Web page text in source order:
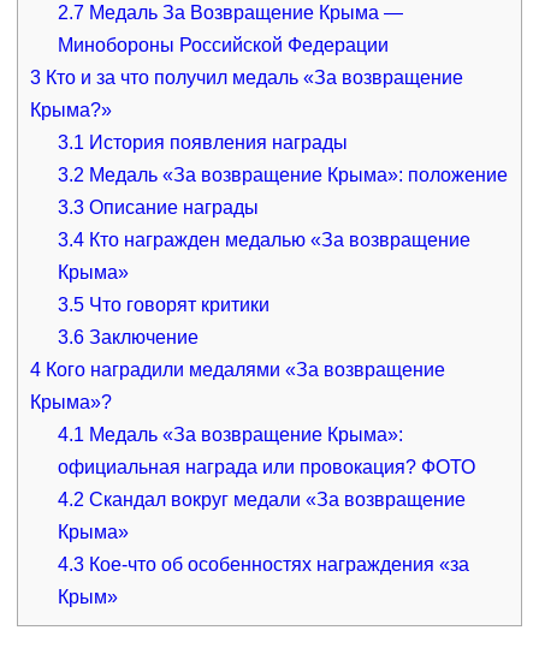
2.7 Медаль За Возвращение Крыма —
Минобороны Российской Федерации
3Кто и за что получил медаль «За возвращение
Крыма?»
3.1 История появления награды
3.2 Медаль «За возвращение Крыма»: положение
3.3 Описание награды
3.4 Кто награжден медалью «За возвращение
Крыма»
3.5 Что говорят критики
3.6 Заключение
4Кого наградили медалями «За возвращение
Крыма»?
4.1 Медаль «За возвращение Крыма»:
официальная награда или провокация? ФОТО
4.2 Скандал вокруг медали «За возвращение
Крыма»
4.3 Кое-что об особенностях награждения «за
Крым»